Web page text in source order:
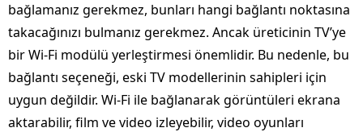
bağlamanız gerekmez, bunları hangi bağlantı noktasına
takacağınızı bulmanız gerekmez. Ancak üreticinin TV’ye
bir Wi-Fi modülü yerleştirmesi önemlidir. Bu nedenle, bu
bağlantı seçeneği, eski TV modellerinin sahipleri için
uygun değildir. Wi-Fi ile bağlanarak görüntüleri ekrana
aktarabilir, film ve video izleyebilir, video oyunları